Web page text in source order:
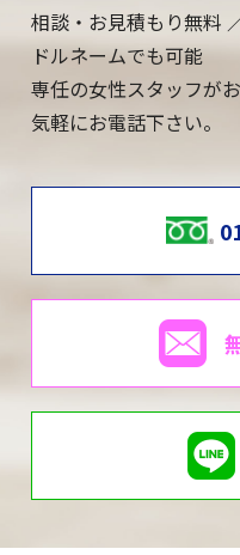
相談・お見積もり無料
ドルネームでも可能
専任の女性スタッフが
気軽にお電話下さい。